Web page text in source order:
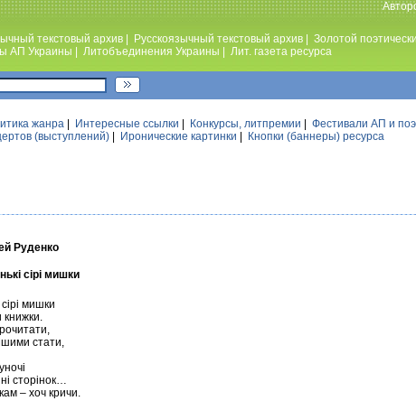
текстовый архив Русскоязычный текстовый архив Золотой
АП Украины Литобъединения Украины Лит. газета ресурса
жанра Интересные ссылки Конкурсы, литпремии Фестивали АП и
(выступлений) Иронические картинки Кнопки (баннеры) ресурса
Руденко
сірі мишки
мишки
книжки.
стати,
сторінок…
– хоч кричи.